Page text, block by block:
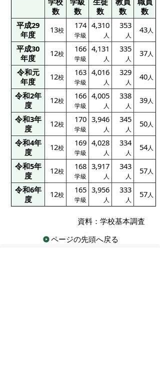
数
数
数
数
数
平成29
年度
13校 174
学級
4,310
人
353
人
43人
平成30
年度
12校 166
学級
4,131
人
335
人
37人
令和元
年度
12校 163
学級
4,016
人
329
人
40人
令和2年
度
12校 166
学級
4,005
人
338
人
39人
令和3年
度
12校 170
学級
3,946
人
345
人
50人
令和4年
度
12校 169
学級
4,028
人
334
人
54人
令和5年
度
12校 168
学級
3,917
人
343
人
57人
令和6年
度
12校 165
学級
3,956
人
333
人
57人
資料：学校基本調査
ページの先頭へ戻る